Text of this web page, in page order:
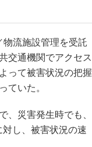
流施設管理を受託
交通機関でアクセス
って被害状況の把握
ていた。
災害発生時でも、
し、被害状況の速